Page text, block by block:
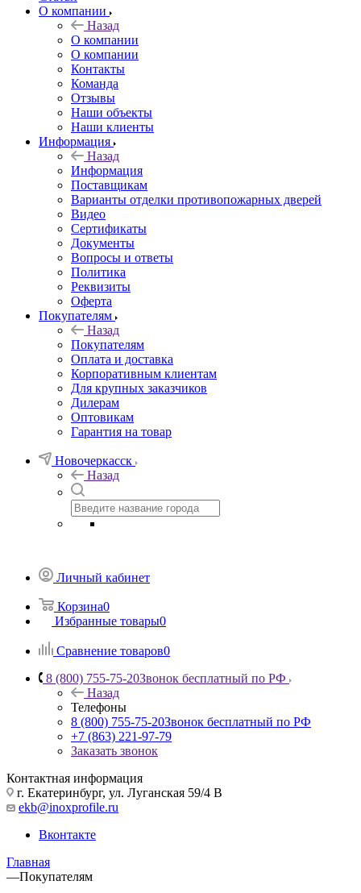
О компании
Назад
О компании
О компании
Контакты
Команда
Отзывы
Наши объекты
Наши клиенты
Информация
Назад
Информация
Поставщикам
Варианты отделки противопожарных дверей
Видео
Сертификаты
Документы
Вопросы и ответы
Политика
Реквизиты
Оферта
Покупателям
Назад
Покупателям
Оплата и доставка
Корпоративным клиентам
Для крупных заказчиков
Дилерам
Оптовикам
Гарантия на товар
Новочеркасск
Назад
Личный кабинет
Корзина0
Избранные товары0
Сравнение товаров0
8 (800) 755-75-20Звонок бесплатный по РФ
Назад
Телефоны
8 (800) 755-75-20Звонок бесплатный по РФ
+7 (863) 221-97-79
Заказать звонок
Контактная информация
г. Екатеринбург, ул. Луганская 59/4 В
ekb@inoxprofile.ru
Вконтакте
Главная
—Покупателям